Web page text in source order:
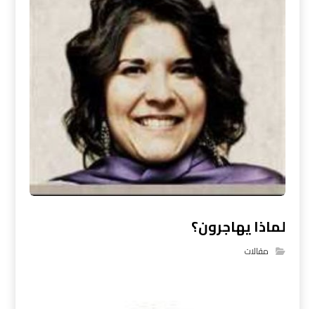
لماذا يهاجرون؟
مقالات